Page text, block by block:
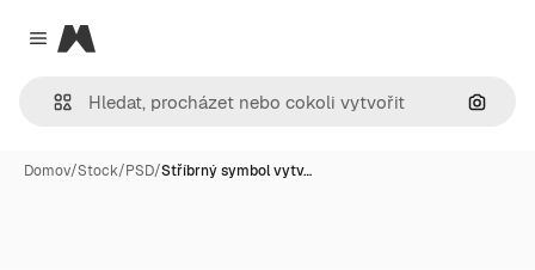
Close menu
Magnific
Hledat
Domov/Stock/PSD/Stříbrný symbol vytv…